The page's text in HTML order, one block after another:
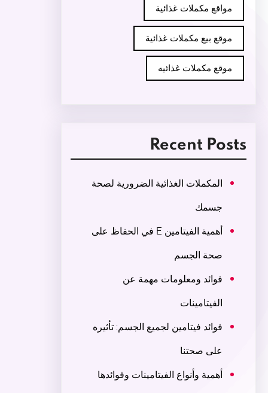
مواقع مكملات غذائية
موقع بيع مكملات غذائية
موقع مكملات غذائيه
Recent Posts
المكملات الغذائية الضرورية لصحة
جسمك
أهمية الفيتامين E في الحفاظ على
صحة الجسم
فوائد ومعلومات مهمة عن
الفيتامينات
فوائد فيتامين لجميع الجسم: تأثيره
على صحتنا
أهمية وأنواع الفيتامينات وفوائدها